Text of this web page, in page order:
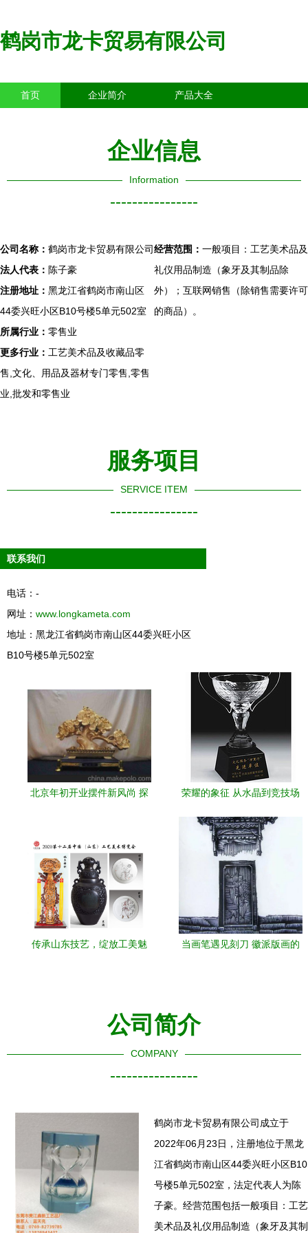
鹤岗市龙卡贸易有限公司
首页 企业简介 产品大全
企业信息
Information
----------------
公司名称： 鹤岗市龙卡贸易有限公司
法人代表： 陈子豪
注册地址： 黑龙江省鹤岗市南山区
44委兴旺小区B10号楼5单元502室
所属行业： 零售业
更多行业： 工艺美术品及收藏品零
售,文化、用品及器材专门零售,零售
业,批发和零售业
经营范围： 一般项目：工艺美术品及
礼仪用品制造（象牙及其制品除
外）；互联网销售（除销售需要许可
的商品）。
服务项目
SERVICE ITEM
----------------
联系我们
电话：-
网址： www.longkameta.com
地址：黑龙江省鹤岗市南山区44委兴旺小区
B10号楼5单元502室
北京年初开业摆件新风尚 探
荣耀的象征 从水晶到竞技场
的奖杯艺术
传承山东技艺，绽放工美魅
当画笔遇见刻刀 徽派版画的
公司简介
COMPANY
----------------
鹤岗市龙卡贸易有限公司成立于
2022年06月23日，注册地位于黑龙
江省鹤岗市南山区44委兴旺小区B10
号楼5单元502室，法定代表人为陈
子豪。经营范围包括一般项目：工艺
美术品及礼仪用品制造（象牙及其制